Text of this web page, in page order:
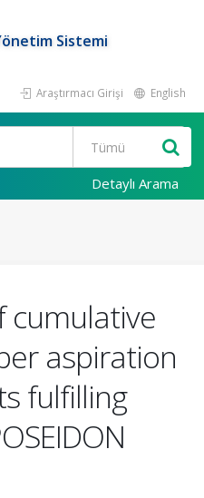
Sistemi
Araştırmacı Girişi English
Detaylı Arama
cumulative
aspiration
fulfilling